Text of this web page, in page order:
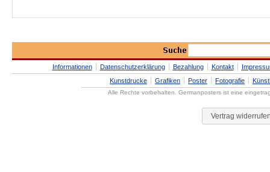
Informationen Datenschutzerklärung Bezahlung Kontakt
Kunstdrucke
Grafiken Poster Fotografie
Alle Rechte vorbehalten. Germanposters ist eine
Vertrag